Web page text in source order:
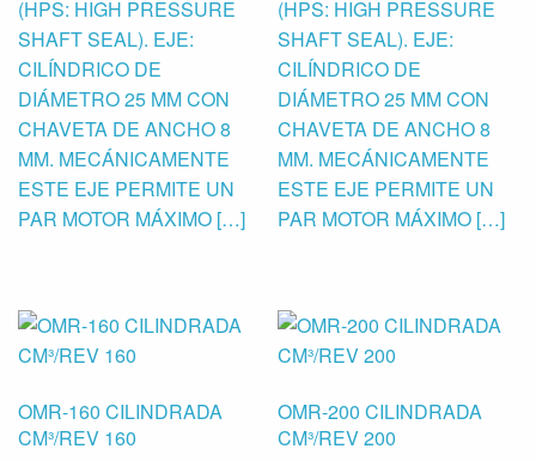
(HPS: HIGH PRESSURE
SHAFT SEAL). EJE:
CILÍNDRICO DE
DIÁMETRO 25 MM CON
CHAVETA DE ANCHO 8
MM. MECÁNICAMENTE
ESTE EJE PERMITE UN
PAR MOTOR MÁXIMO […]
(HPS: HIGH PRESSURE
SHAFT SEAL). EJE:
CILÍNDRICO DE
DIÁMETRO 25 MM CON
CHAVETA DE ANCHO 8
MM. MECÁNICAMENTE
ESTE EJE PERMITE UN
PAR MOTOR MÁXIMO […]
OMR-160 CILINDRADA
CM³/REV 160
OMR-200 CILINDRADA
CM³/REV 200